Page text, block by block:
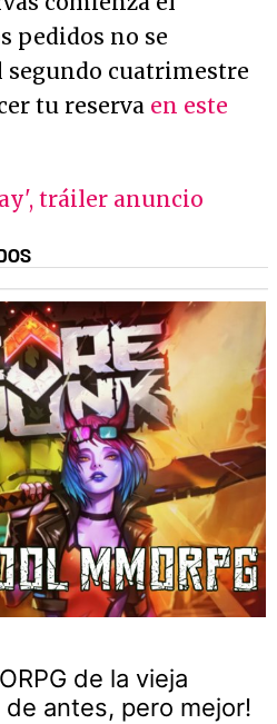
pedidos no se
cuatrimestre
tu reserva en este
tráiler anuncio
de la vieja
de antes, pero mejor!